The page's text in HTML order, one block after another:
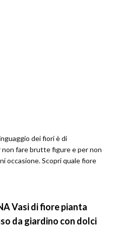
dei fiori è di
fare brutte figure e per non
occasione. Scopri quale fiore
Vasi di fiore pianta
da giardino con dolci